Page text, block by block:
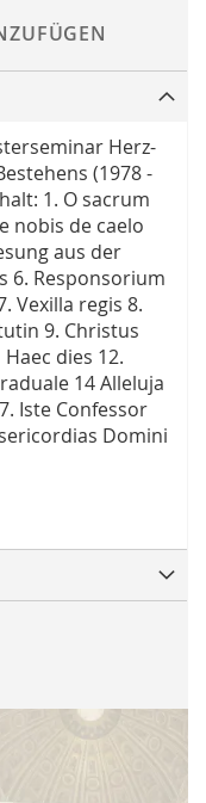
Herz-
(1978 -
1. O sacrum
nobis de caelo
aus der
6. Responsorium
Vexilla regis 8.
9. Christus
dies 12.
14 Alleluja
Iste Confessor
Domini